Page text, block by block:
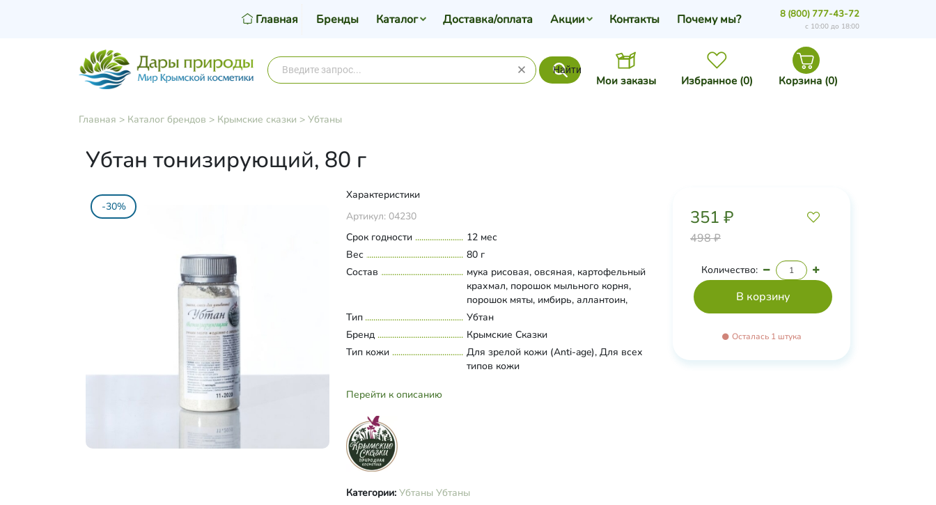
Найти
Мои заказы Избранное (0) Корзина (0)
Главная Бренды Каталог Доставка/оплата Акции Контакты Почему мы? 8 (800) 777-43-72
с 10:00 до 18:00
Главная > Каталог брендов > Крымские сказки > Убтаны
Убтан тонизирующий, 80 г
-30%
Характеристики
Артикул: 04230
Срок годности
12 мес
Вес
80 г
Состав
мука рисовая, овсяная, картофельный
крахмал, порошок мыльного корня,
порошок мяты, имбирь, аллантоин,
красная глина.
Развернуть состав
Тип
Убтан
Бренд
Крымские Сказки
Тип кожи
Для зрелой кожи (Anti-age), Для всех
типов кожи
Перейти к описанию
Категории: Убтаны Убтаны
351 ₽
498 ₽
Количество:
Осталась 1 штука